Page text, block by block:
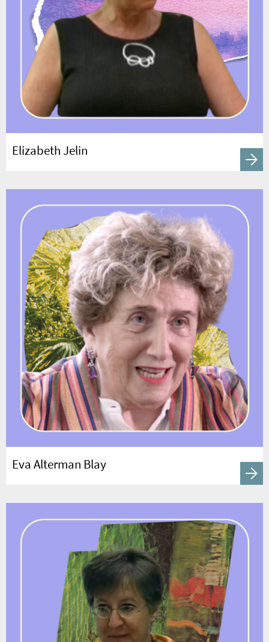
Elizabeth Jelin
Eva Alterman Blay